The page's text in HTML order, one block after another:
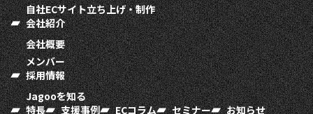
自社ECサイト立ち上げ・制作
会社紹介
会社概要
メンバー
採用情報
Jagooを知る
特長
支援事例 ECコラム セミナー お知らせ